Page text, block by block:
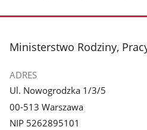
stopka
Ministerstwo Rodziny,
ADRES
Ul. Nowogrodzka 1/3/5
00-513 Warszawa
NIP 5262895101